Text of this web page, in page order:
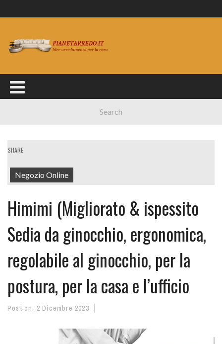
SHARE
Negozio Online
Himimi (Migliorato & ispessito
Sedia da ginocchio, ergonomica,
regolabile al ginocchio, per la
postura, per la casa e l’ufficio
Post on: 2 Dicembre 2023